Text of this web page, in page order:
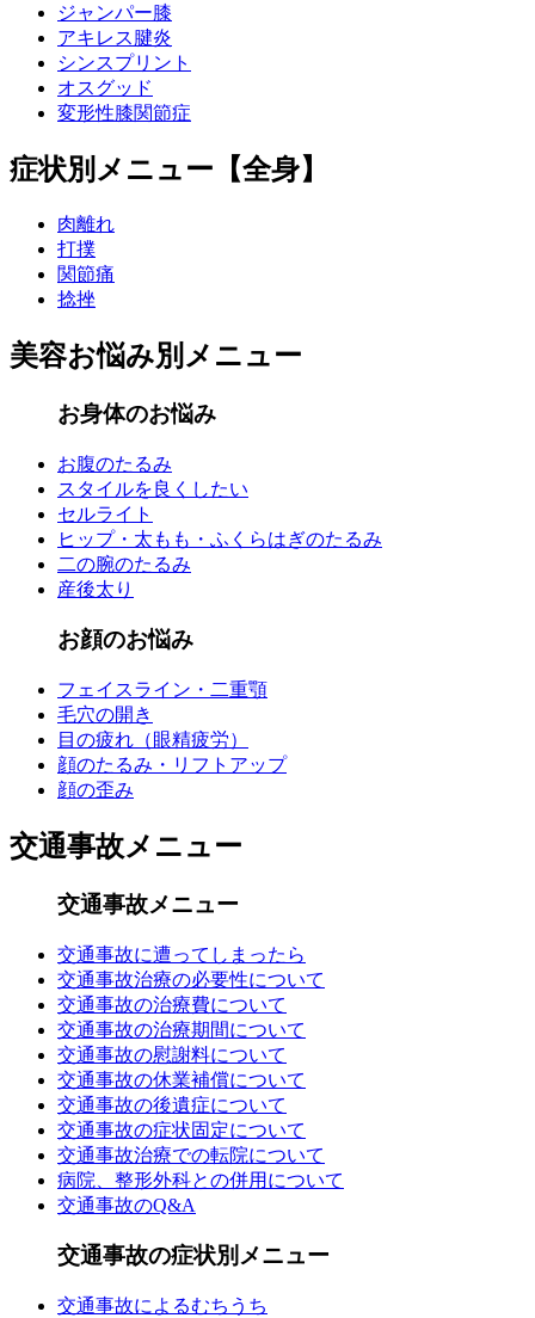
ジャンパー膝
アキレス腱炎
シンスプリント
オスグッド
変形性膝関節症
症状別メニュー【全身】
肉離れ
打撲
関節痛
捻挫
美容お悩み別メニュー
お身体のお悩み
お腹のたるみ
スタイルを良くしたい
セルライト
ヒップ・太もも・ふくらはぎのたるみ
二の腕のたるみ
産後太り
お顔のお悩み
フェイスライン・二重顎
毛穴の開き
目の疲れ（眼精疲労）
顔のたるみ・リフトアップ
顔の歪み
交通事故メニュー
交通事故メニュー
交通事故に遭ってしまったら
交通事故治療の必要性について
交通事故の治療費について
交通事故の治療期間について
交通事故の慰謝料について
交通事故の休業補償について
交通事故の後遺症について
交通事故の症状固定について
交通事故治療での転院について
病院、整形外科との併用について
交通事故のQ&A
交通事故の症状別メニュー
交通事故によるむちうち